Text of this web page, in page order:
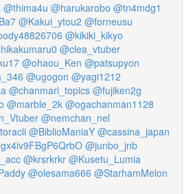
@thima4u @harukarobo @tn4mdg1
@Kakui_ytou2 @forneusu
@kikiki_kikyo
@clea_vtuber
@ohaou_Ken @patsupyon
@ugogon @yagi1212
@chanmari_topics @fujiken2g
@marble_2k @ogachanman1128
@nemchan_nel
@BiblioManiaY @cassina_japan
@junbo_jnb
@krsrkrkr @Kusetu_Lumia
@olesama666 @StarhamMelon